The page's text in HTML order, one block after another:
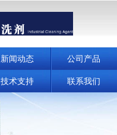
新闻动态 公司产品
技术支持 联系我们